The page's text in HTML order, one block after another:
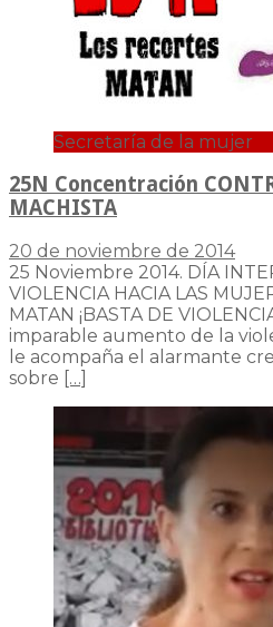
Secretaría de la mujer
25N Concentración
MACHISTA
20 de noviembre de 2014
25 Noviembre 2014. DÍA
VIOLENCIA HACIA LAS
MATAN ¡BASTA DE
imparable aumento de la
le acompaña el alarmante
sobre […]